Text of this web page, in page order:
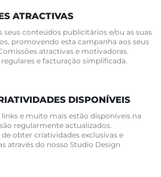
ATRACTIVAS
seus conteúdos publicitários e/ou as suas
promovendo esta campanha aos seus
atractivas e motivadoras.
e facturação simplificada.
DISPONÍVEIS
links e muito mais estão disponíveis na
regularmente actualizados.
obter criatividades exclusivas e
através do nosso Studio Design